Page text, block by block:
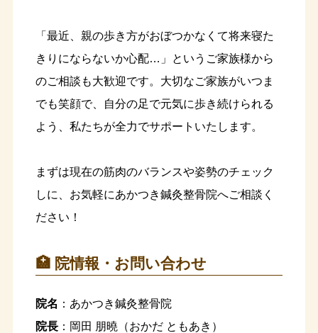
「最近、親の歩き方がおぼつかなくて将来寝た
きりにならないか心配…」というご家族様から
のご相談も大歓迎です。大切なご家族がいつま
でも笑顔で、自分の足で元気に歩き続けられる
よう、私たちが全力でサポートいたします。
まずは現在の筋肉のバランスや姿勢のチェック
しに、お気軽にあかつき鍼灸整骨院へご相談く
ださい！
🏥 院情報・お問い合わせ
院名 ：あかつき鍼灸整骨院
院長：岡田 朋曉（おかだ ともあき）